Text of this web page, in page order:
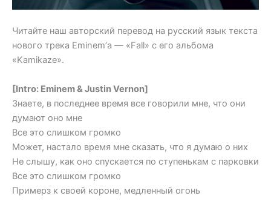
Читайте наш авторский перевод на русский язык текста
нового трека Eminem’а — «Fall» с его альбома
«Kamikaze».
[Intro: Eminem & Justin Vernon]
Знаете, в последнее время все говорили мне, что они
думают оно мне
Все это слишком громко
Может, настало время мне сказать, что я думаю о них
Не слышу, как оно спускается по ступенькам с парковки
Все это слишком громко
Примерз к своей короне, медленный огонь